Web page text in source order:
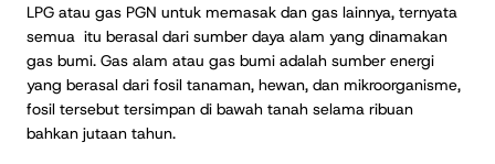
LPG atau gas PGN untuk memasak dan gas lainnya, ternyata
semua itu berasal dari sumber daya alam yang dinamakan
gas bumi. Gas alam atau gas bumi adalah sumber energi
yang berasal dari fosil tanaman, hewan, dan mikroorganisme,
fosil tersebut tersimpan di bawah tanah selama ribuan
bahkan jutaan tahun.